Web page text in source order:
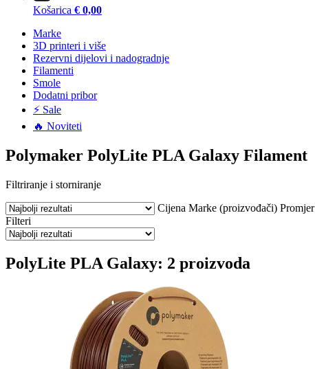
Košarica € 0,00
Marke
3D printeri i više
Rezervni dijelovi i nadogradnje
Filamenti
Smole
Dodatni pribor
⚡ Sale
🔥 Noviteti
Polymaker PolyLite PLA Galaxy Filament
Filtriranje i storniranje
Cijena Marke (proizvođači) Promjer
Filteri
PolyLite PLA Galaxy: 2 proizvoda